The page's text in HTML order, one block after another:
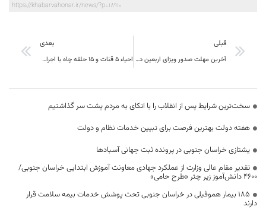
https://khabarvahonar.ir/news/?p=18910
قبلی
آخرین مهلت صدور ویزای اربعین در بیرجند
بعدی
احیاء 5 قنات و 15 حلقه چاه با اجرای دو طرح آبخیزداری خوسف
سخت‌ترین شرایط پس از انقلاب را با اتکای به مردم پشت سر گذاشتیم
هفته دولت بهترین فرصت برای تبیین خدمات نظام و دولت
یشتازی خراسان جنوبی در پرونده ثبت جهانی آسبادها
تقدیر مقام عالی وزارت از عملکرد جهادی معاونت آموزش ابتدایی خراسان جنوبی/
۴۶۰۰ دانش‌آموز زیر چتر «طرح حامی»
۱۸۵ بیمار هموفیلی در خراسان جنوبی تحت پوشش خدمات بیمه سلامت قرار
دارند